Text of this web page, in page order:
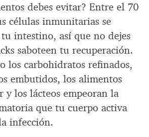
debes evitar? Entre el 70
células inmunitarias se
intestino, así que no dejes
saboteen tu recuperación.
los carbohidratos refinados,
embutidos, los alimentos
y los lácteos empeoran la
que tu cuerpo activa
infección.